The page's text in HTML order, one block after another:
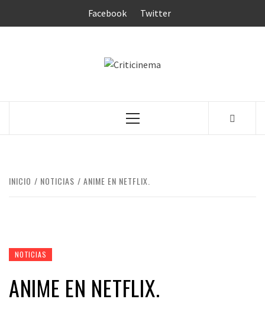
Facebook Twitter
Menú
INICIO NOTICIAS ANIME EN NETFLIX.
NOTICIAS
ANIME EN NETFLIX.